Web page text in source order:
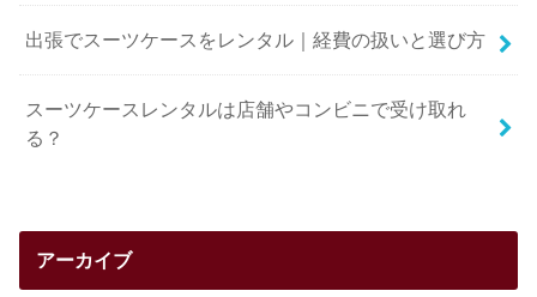
出張でスーツケースをレンタル｜経費の扱いと選び方
スーツケースレンタルは店舗やコンビニで受け取れ
る？
アーカイブ